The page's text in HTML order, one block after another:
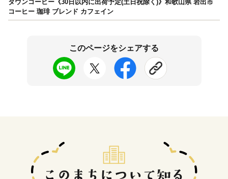
タウンコーヒー《30日以内に出荷予定(土日祝除く)》和歌山県 岩出市
コーヒー 珈琲 ブレンド カフェイン
このページをシェアする